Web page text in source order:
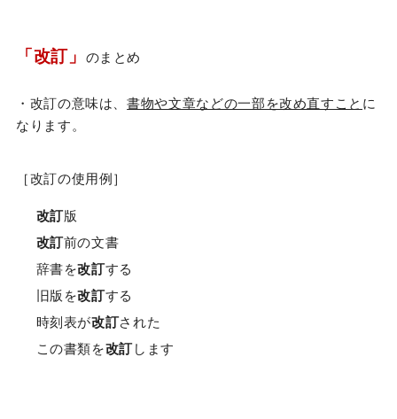
「改訂」 のまとめ
・改訂の意味は、書物や文章などの一部を改め直すこと に
なります。
［改訂の使用例］
改訂版
改訂前の文書
辞書を改訂する
旧版を改訂する
時刻表が改訂された
この書類を改訂します